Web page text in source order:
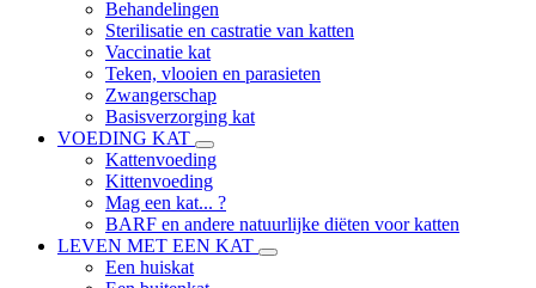
Behandelingen
Sterilisatie en castratie van katten
Vaccinatie kat
Teken, vlooien en parasieten
Zwangerschap
Basisverzorging kat
VOEDING KAT
Kattenvoeding
Kittenvoeding
Mag een kat... ?
BARF en andere natuurlijke diëten voor katten
LEVEN MET EEN KAT
Een huiskat